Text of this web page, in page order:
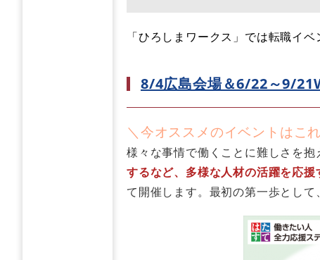
「ひろしまワークス」では転職イ
8/4広島会場＆6/22～9/
＼今オススメのイベントはこ
様々な事情で働くことに難しさを抱
するなど、多様な人材の活躍を応
て開催します。最初の第一歩として